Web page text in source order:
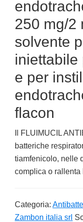
250 mg/2
solvente
iniettabile
e per
flacon
Il FLUIMUCIL
batteriche
tiamfenicolo, nelle
complica o rallenta
Categoria:
Zambon italia srl